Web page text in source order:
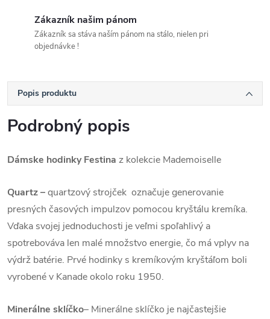
Zákazník našim pánom
Zákazník sa stáva naším pánom na stálo, nielen pri
objednávke !
Popis produktu
Podrobný popis
Dámske hodinky Festina z kolekcie Mademoiselle
Quartz–quartzový strojček označuje generovanie
presných časových impulzov pomocou kryštálu kremíka.
Vďaka svojej jednoduchosti je veľmi spoľahlivý a
spotrebováva len malé množstvo energie, čo má vplyv na
výdrž batérie. Prvé hodinky s kremíkovým kryštáľom boli
vyrobené v Kanade okolo roku 1950.
Minerálne sklíčko– Minerálne sklíčko je najčastejšie